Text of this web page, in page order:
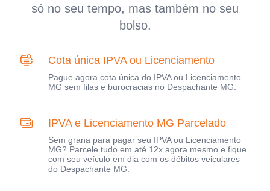
só no seu tempo, mas também no seu
bolso.
Cota única IPVA ou Licenciamento
Pague agora cota única do IPVA ou Licenciamento
MG sem filas e burocracias no Despachante MG.
IPVA e Licenciamento MG Parcelado
Sem grana para pagar seu IPVA ou Licenciamento
MG? Parcele tudo em até 12x agora mesmo e fique
com seu veículo em dia com os débitos veiculares
do Despachante MG.